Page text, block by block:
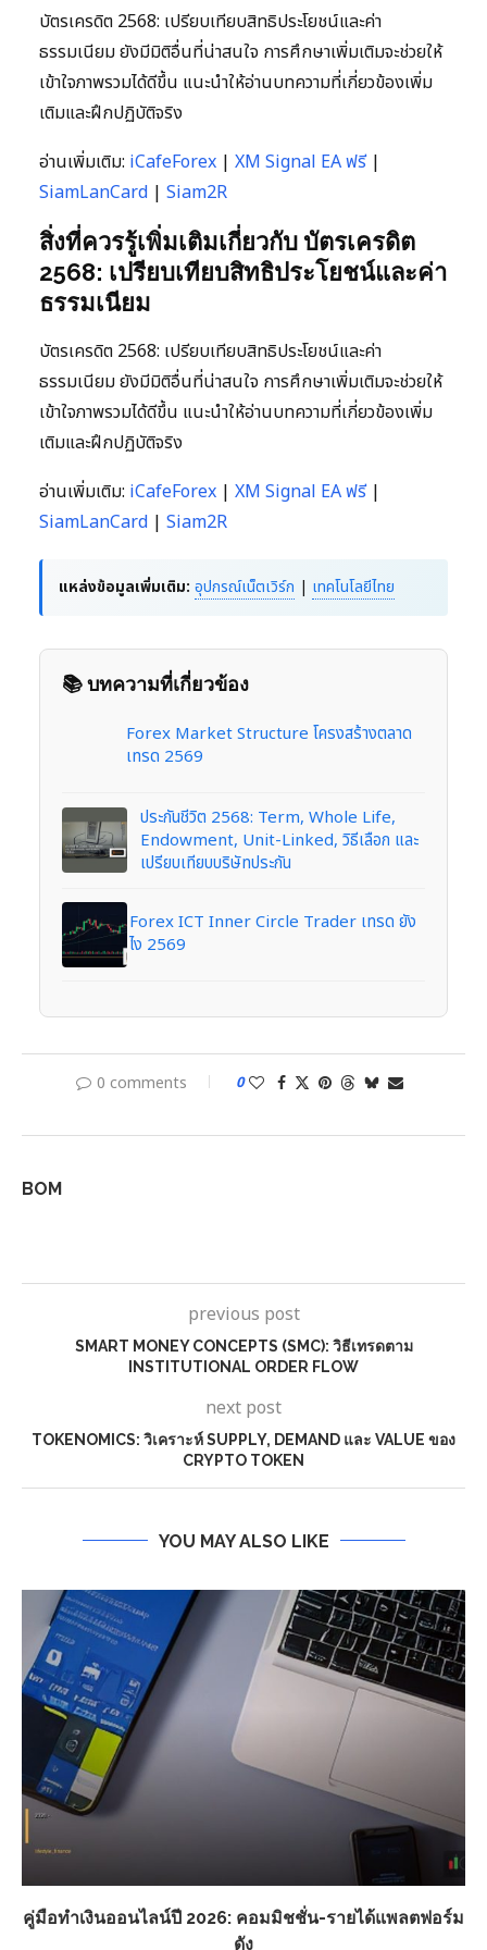
บัตรเครดิต 2568: เปรียบเทียบสิทธิประโยชน์และค่า
ธรรมเนียม ยังมีมิติอื่นที่น่าสนใจ การศึกษาเพิ่มเติมจะช่วยให้
เข้าใจภาพรวมได้ดีขึ้น แนะนำให้อ่านบทความที่เกี่ยวข้องเพิ่ม
เติมและฝึกปฏิบัติจริง
อ่านเพิ่มเติม: iCafeForex | XM Signal EA ฟรี|
SiamLanCard | Siam2R
สิ่งที่ควรรู้เพิ่มเติมเกี่ยวกับ บัตรเครดิต
2568: เปรียบเทียบสิทธิประโยชน์และค่า
ธรรมเนียม
บัตรเครดิต 2568: เปรียบเทียบสิทธิประโยชน์และค่า
ธรรมเนียม ยังมีมิติอื่นที่น่าสนใจ การศึกษาเพิ่มเติมจะช่วยให้
เข้าใจภาพรวมได้ดีขึ้น แนะนำให้อ่านบทความที่เกี่ยวข้องเพิ่ม
เติมและฝึกปฏิบัติจริง
อ่านเพิ่มเติม: iCafeForex | XM Signal EA ฟรี|
SiamLanCard | Siam2R
แหล่งข้อมูลเพิ่มเติม: อุปกรณ์เน็ตเวิร์ก | เทคโนโลยีไทย
📚 บทความที่เกี่ยวข้อง
Forex Market Structure โครงสร้างตลาด
เทรด 2569
ประกันชีวิต 2568: Term, Whole Life,
Endowment, Unit-Linked, วิธีเลือก และ
เปรียบเทียบบริษัทประกัน
Forex ICT Inner Circle Trader เทรด ยัง
ไง 2569
0 comments 0
BOM
previous post
SMART MONEY CONCEPTS (SMC): วิธีเทรดตาม
INSTITUTIONAL ORDER FLOW
next post
TOKENOMICS: วิเคราะห์ SUPPLY, DEMAND และ VALUE ของ
CRYPTO TOKEN
YOU MAY ALSO LIKE
คู่มือทำเงินออนไลน์ปี 2026: คอมมิชชั่น-รายได้แพลตฟอร์ม
ดัง